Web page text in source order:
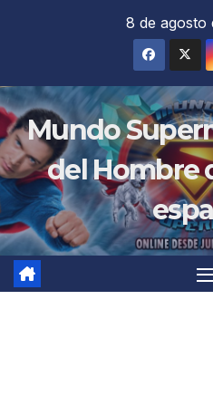
8 de agosto
Mundo
del Hombre